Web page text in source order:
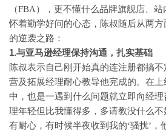
（FBA），更不懂什么品牌旗舰店、站
怀着勤学好问的心态，陈叔随后从两
的逆袭之路：
1.与亚马逊经理保持沟通，扎实基础
陈叔表示自己刚开始真的连注册都搞
营及拓展经理耐心教导他完成的。在
中，也是一遇到什么问题就立即向经理
理年轻但比我懂得多，多请教没什么
有耐心，有时候半夜收到我的‘骚扰’，